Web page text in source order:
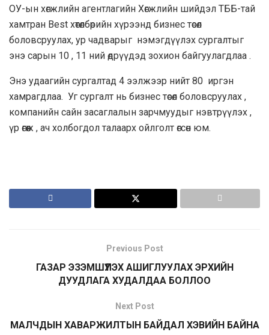
ОУ-ын хөгжлийн агентлагийн Хөгжлийн шийдэл ТББ-тай
хамтран Best хөтөлбөрийн хүрээнд бизнес төсөл
боловсруулах, ур чадварыг нэмэгдүүлэх сургалтыг
энэ сарын 10 , 11 ний өдрүүдэд зохион байгуулагдлаа .
Энэ удаагийн сургалтад 4 ээлжээр нийт 80 иргэн
хамрагдлаа. Уг сургалт нь бизнес төсөл боловсруулах ,
компанийн сайн засаглалын зарчмуудыг нэвтрүүлэх ,
үр өгөөж , ач холбогдол талаарх ойлголт өгсөн юм.
Previous Post
ГАЗАР ЭЗЭМШҮҮЛЭХ АШИГЛУУЛАХ ЭРХИЙН
ДУУДЛАГА ХУДАЛДАА БОЛЛОО
Next Post
МАЛЧДЫН ХАВАРЖИЛТЫН БАЙДАЛ ХЭВИЙН БАЙНА